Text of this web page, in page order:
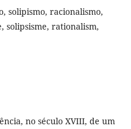
solipismo, racionalismo,
solipsisme, rationalism,
no século XVIII, de um